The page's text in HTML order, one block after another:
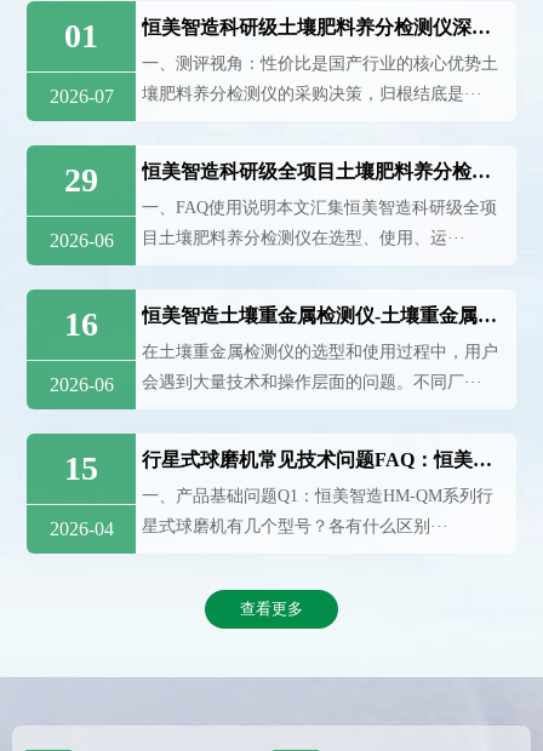
01
2026-07
恒美智造科研级土壤肥料养分检测仪深度测评：国产品牌性价比分析
一、测评视角：性价比是国产行业的核心优势土
壤肥料养分检测仪的采购决策，归根结底是···
29
2026-06
恒美智造科研级全项目土壤肥料养分检测仪FAQ技术问答
一、FAQ使用说明本文汇集恒美智造科研级全项
目土壤肥料养分检测仪在选型、使用、运···
16
2026-06
恒美智造土壤重金属检测仪-土壤重金属分析仪器FAQ技术问题解答
在土壤重金属检测仪的选型和使用过程中，用户
会遇到大量技术和操作层面的问题。不同厂···
15
2026-04
行星式球磨机常见技术问题FAQ：恒美智造HM-QM系列权威解答
一、产品基础问题Q1：恒美智造HM-QM系列行
星式球磨机有几个型号？各有什么区别···
查看更多